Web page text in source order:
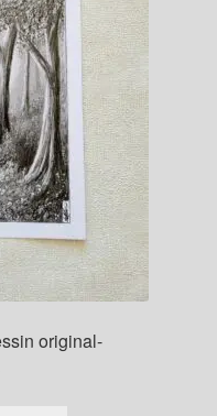
original-